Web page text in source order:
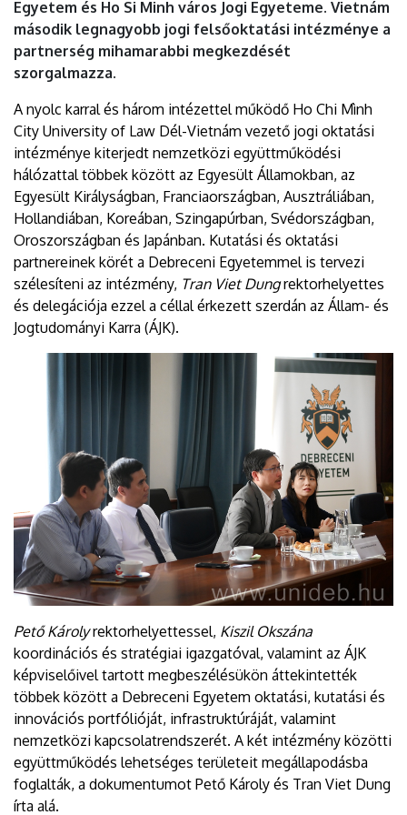
Egyetem és Ho Si Minh város Jogi Egyeteme. Vietnám
második legnagyobb jogi felsőoktatási intézménye a
partnerség mihamarabbi megkezdését
szorgalmazza.
A nyolc karral és három intézettel működő Ho Chi Mình
City University of Law Dél-Vietnám vezető jogi oktatási
intézménye kiterjedt nemzetközi együttműködési
hálózattal többek között az Egyesült Államokban, az
Egyesült Királyságban, Franciaországban, Ausztráliában,
Hollandiában, Koreában, Szingapúrban, Svédországban,
Oroszországban és Japánban. Kutatási és oktatási
partnereinek körét a Debreceni Egyetemmel is tervezi
szélesíteni az intézmény, Tran Viet Dungrektorhelyettes
és delegációja ezzel a céllal érkezett szerdán az Állam- és
Jogtudományi Karra (ÁJK).
Pető Károlyrektorhelyettessel, Kiszil Okszána
koordinációs és stratégiai igazgatóval, valamint az ÁJK
képviselőivel tartott megbeszélésükön áttekintették
többek között a Debreceni Egyetem oktatási, kutatási és
innovációs portfólióját, infrastruktúráját, valamint
nemzetközi kapcsolatrendszerét. A két intézmény közötti
együttműködés lehetséges területeit megállapodásba
foglalták, a dokumentumot Pető Károly és Tran Viet Dung
írta alá.